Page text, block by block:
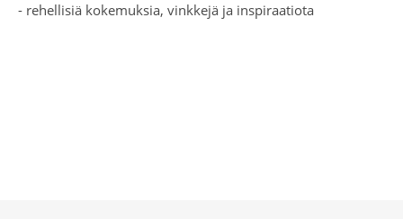
- rehellisiä kokemuksia, vinkkejä ja inspiraatiota